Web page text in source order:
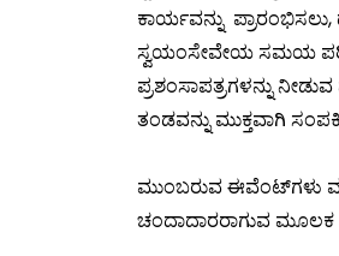
ಕಾರ್ಯವನ್ನು
ಸ್ವಯಂಸೇವೇಯ ಸಮಯ
ಪ್ರಶಂಸಾಪತ್ರಗಳನ್ನು
ತಂಡವನ್ನು ಮುಕ್ತವಾಗಿ
ಮುಂಬರುವ ಈವೆಂಟ್‌ಗಳು
ಚಂದಾದಾರರಾಗುವ